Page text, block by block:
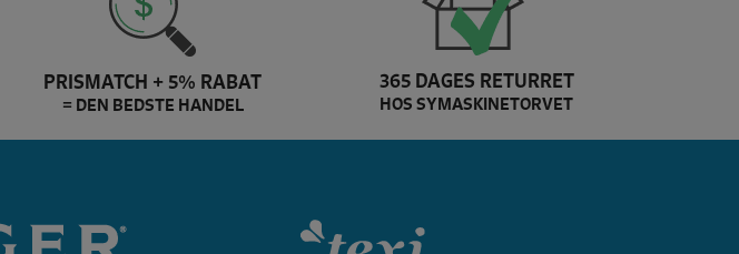
PRISMATCH + 5% RABAT
= DEN BEDSTE HANDEL
365 DAGES RETURRET
HOS SYMASKINETORVET